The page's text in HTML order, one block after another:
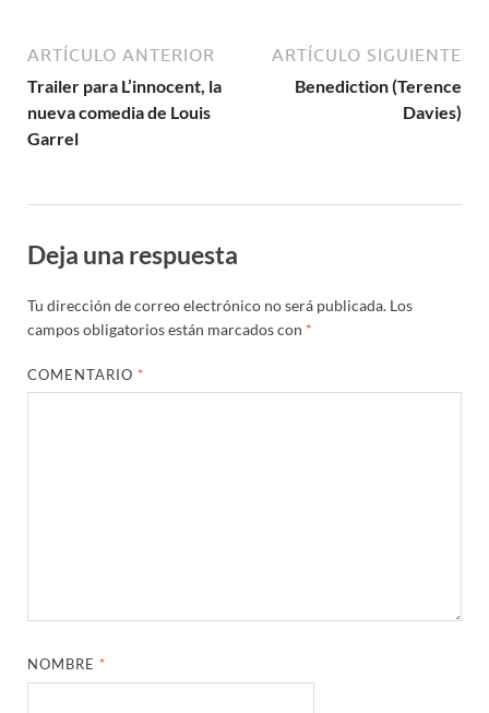
ARTÍCULO ANTERIOR
Trailer para L’innocent, la
nueva comedia de Louis
Garrel
ARTÍCULO SIGUIENTE
Benediction (Terence
Davies)
Deja una respuesta
Tu dirección de correo electrónico no será publicada. Los
campos obligatorios están marcados con *
COMENTARIO *
NOMBRE *